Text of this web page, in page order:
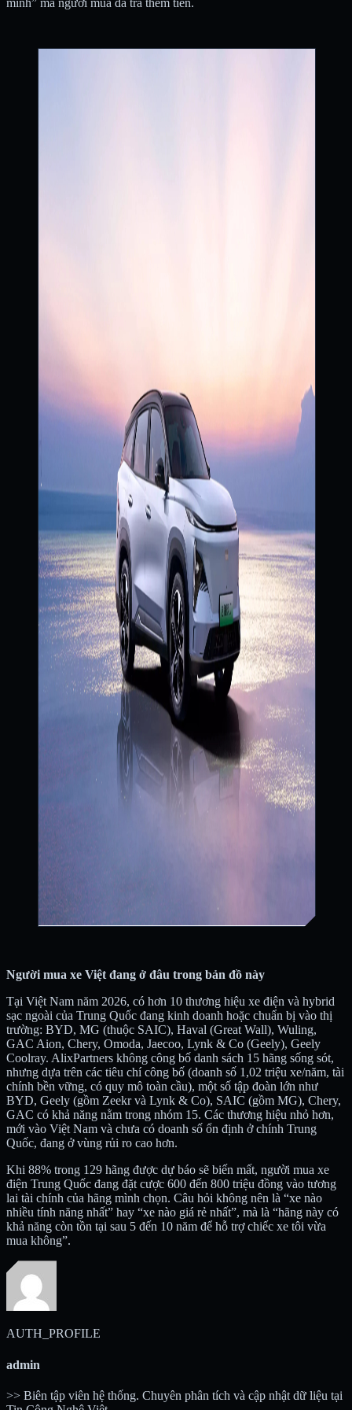
minh” mà người mua đã trả thêm tiền.
Người mua xe Việt đang ở đâu trong bản đồ này
Tại Việt Nam năm 2026, có hơn 10 thương hiệu xe điện và hybrid
sạc ngoài của Trung Quốc đang kinh doanh hoặc chuẩn bị vào thị
trường: BYD, MG (thuộc SAIC), Haval (Great Wall), Wuling,
GAC Aion, Chery, Omoda, Jaecoo, Lynk & Co (Geely), Geely
Coolray. AlixPartners không công bố danh sách 15 hãng sống sót,
nhưng dựa trên các tiêu chí công bố (doanh số 1,02 triệu xe/năm, tài
chính bền vững, có quy mô toàn cầu), một số tập đoàn lớn như
BYD, Geely (gồm Zeekr và Lynk & Co), SAIC (gồm MG), Chery,
GAC có khả năng nằm trong nhóm 15. Các thương hiệu nhỏ hơn,
mới vào Việt Nam và chưa có doanh số ổn định ở chính Trung
Quốc, đang ở vùng rủi ro cao hơn.
Khi 88% trong 129 hãng được dự báo sẽ biến mất, người mua xe
điện Trung Quốc đang đặt cược 600 đến 800 triệu đồng vào tương
lai tài chính của hãng mình chọn. Câu hỏi không nên là “xe nào
nhiều tính năng nhất” hay “xe nào giá rẻ nhất”, mà là “hãng này có
khả năng còn tồn tại sau 5 đến 10 năm để hỗ trợ chiếc xe tôi vừa
mua không”.
AUTH_PROFILE
admin
>> Biên tập viên hệ thống. Chuyên phân tích và cập nhật dữ liệu tại